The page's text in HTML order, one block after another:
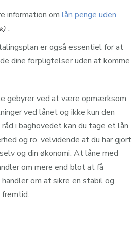
information omlån penge uden
.
er også essentiel for at
dine forpligtelser uden at komme
gebyrer ved at være opmærksom
ved lånet og ikke kun den
i baghovedet kan du tage et lån
og ro, velvidende at du har gjort
og din økonomi. At låne med
om mere end blot at få
om at sikre en stabil og